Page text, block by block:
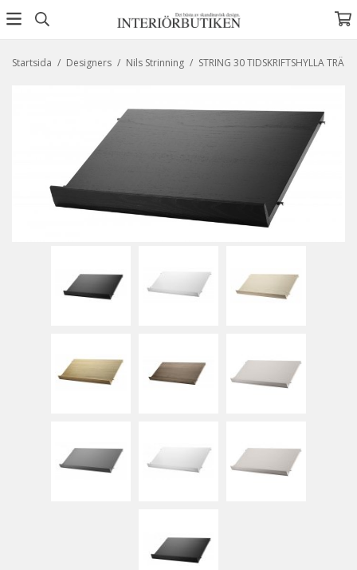
Startsida / Designers / Nils Strinning / STRING 30 TIDSKRIFTSHYLLA TRÄ